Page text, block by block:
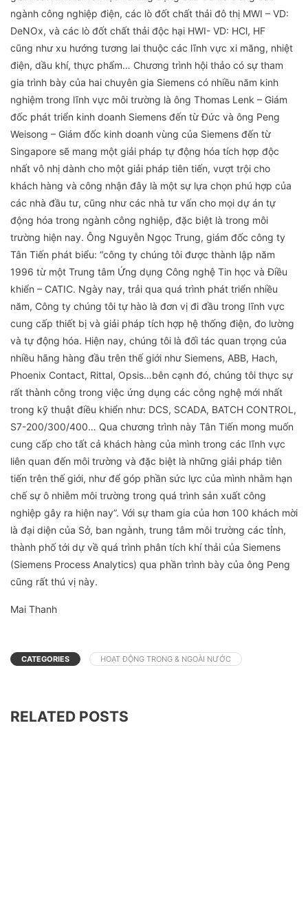
ngành công nghiệp điện, các lò đốt chất thải đô thị MWI – VD:
DeNOx, và các lò đốt chất thải độc hại HWI- VD: HCl, HF
cũng như xu hướng tương lai thuộc các lĩnh vực xi măng, nhiệt
điện, dầu khí, thực phẩm… Chương trình hội thảo có sự tham
gia trình bày của hai chuyên gia Siemens có nhiều năm kinh
nghiệm trong lĩnh vực môi trường là ông Thomas Lenk – Giám
đốc phát triển kinh doanh Siemens đến từ Đức và ông Peng
Weisong – Giám đốc kinh doanh vùng của Siemens đến từ
Singapore sẽ mang một giải pháp tự động hóa tích hợp độc
nhất vô nhị dành cho một giải pháp tiên tiến, vượt trội cho
khách hàng và công nhận đây là một sự lựa chọn phú hợp của
các nhà đầu tư, cũng như các nhà tư vấn cho mọi dự án tự
động hóa trong ngành công nghiệp, đặc biệt là trong môi
trường hiện nay. Ông Nguyễn Ngọc Trung, giám đốc công ty
Tân Tiến phát biểu: “công ty chúng tôi được thành lập năm
1996 từ một Trung tâm Ứng dụng Công nghệ Tin học và Điều
khiển – CATIC. Ngày nay, trải qua quá trình phát triển nhiều
năm, Công ty chúng tôi tự hào là đơn vị đi đầu trong lĩnh vực
cung cấp thiết bị và giải pháp tích hợp hệ thống điện, đo lường
và tự động hóa. Hiện nay, chúng tôi là đối tác quan trọng của
nhiều hãng hàng đầu trên thế giới như Siemens, ABB, Hach,
Phoenix Contact, Rittal, Opsis…bên cạnh đó, chúng tôi thực sự
rất thành công trong việc ứng dụng các công nghệ mới nhất
trong kỹ thuật điều khiển như: DCS, SCADA, BATCH CONTROL,
S7-200/300/400… Qua chương trình này Tân Tiến mong muốn
cung cấp cho tất cả khách hàng của mình trong các lĩnh vực
liên quan đến môi trường và đặc biệt là những giải pháp tiên
tiến trên thế giới, như để góp phần sức lực của mình nhằm hạn
chế sự ô nhiễm môi trường trong quá trình sản xuất công
nghiệp gây ra hiện nay”. Với sự tham gia của hơn 100 khách mời
là đại diện của Sở, ban ngành, trung tâm môi trường các tỉnh,
thành phố tới dự về quá trình phân tích khí thải của Siemens
(Siemens Process Analytics) qua phần trình bày của ông Peng
cũng rất thú vị này.
Mai Thanh
CATEGORIES HOẠT ĐỘNG TRONG & NGOÀI NƯỚC
RELATED POSTS